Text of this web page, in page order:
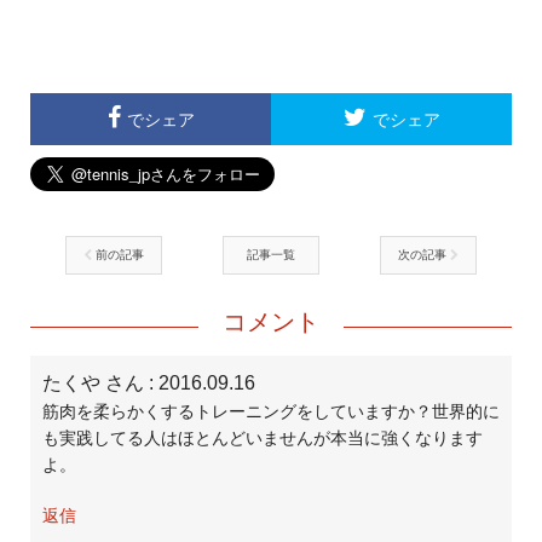
でシェア でシェア
前の記事 記事一覧 次の記事
コメント
たくや さん : 2016.09.16
筋肉を柔らかくするトレーニングをしていますか？世界的に
も実践してる人はほとんどいませんが本当に強くなります
よ。
返信